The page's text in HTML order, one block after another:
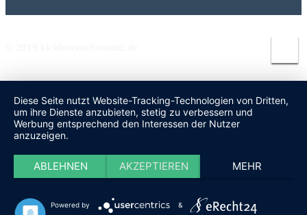
Diese Seite nutzt Website-Tracking-Technologien von Dritten,
um ihre Dienste anzubieten, stetig zu verbessern und
Werbung entsprechend den Interessen der Nutzer
anzuzeigen.
ABLEHNEN AKZEPTIEREN MEHR
Powered by &